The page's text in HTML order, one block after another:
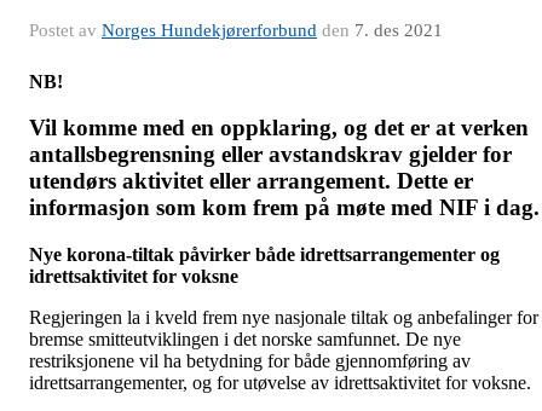
Postet av Norges Hundekjørerforbund den 7. des 2021
NB!
Vil komme med en oppklaring, og det er at verken
antallsbegrensning eller avstandskrav gjelder for
utendørs aktivitet eller arrangement. Dette er
informasjon som kom frem på møte med NIF i dag.
Nye korona-tiltak påvirker både idrettsarrangementer og
idrettsaktivitet for voksne
Regjeringen la i kveld frem nye nasjonale tiltak og anbefalinger for
bremse smitteutviklingen i det norske samfunnet. De nye
restriksjonene vil ha betydning for både gjennomføring av
idrettsarrangementer, og for utøvelse av idrettsaktivitet for voksne.